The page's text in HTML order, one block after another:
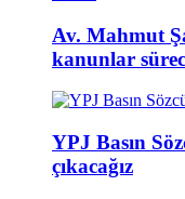
Av. Mahmut
kanunlar
YPJ Basın
çıkacağız